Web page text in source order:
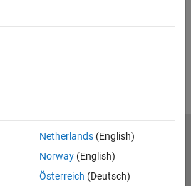
Netherlands(English)
Norway(English)
Österreich (Deutsch)
Marcas comerciales
Antipiratería
Estado de las aplicaciones